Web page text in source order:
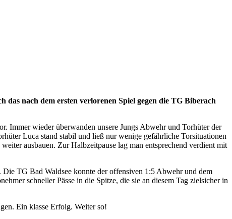
das nach dem ersten verlorenen Spiel gegen die TG Biberach
Immer wieder überwanden unsere Jungs Abwehr und Torhüter der
Luca stand stabil und ließ nur wenige gefährliche Torsituationen
ausbauen. Zur Halbzeitpause lag man entsprechend verdient mit
TG Bad Waldsee konnte der offensiven 1:5 Abwehr und dem
schneller Pässe in die Spitze, die sie an diesem Tag zielsicher in
Ein klasse Erfolg. Weiter so!